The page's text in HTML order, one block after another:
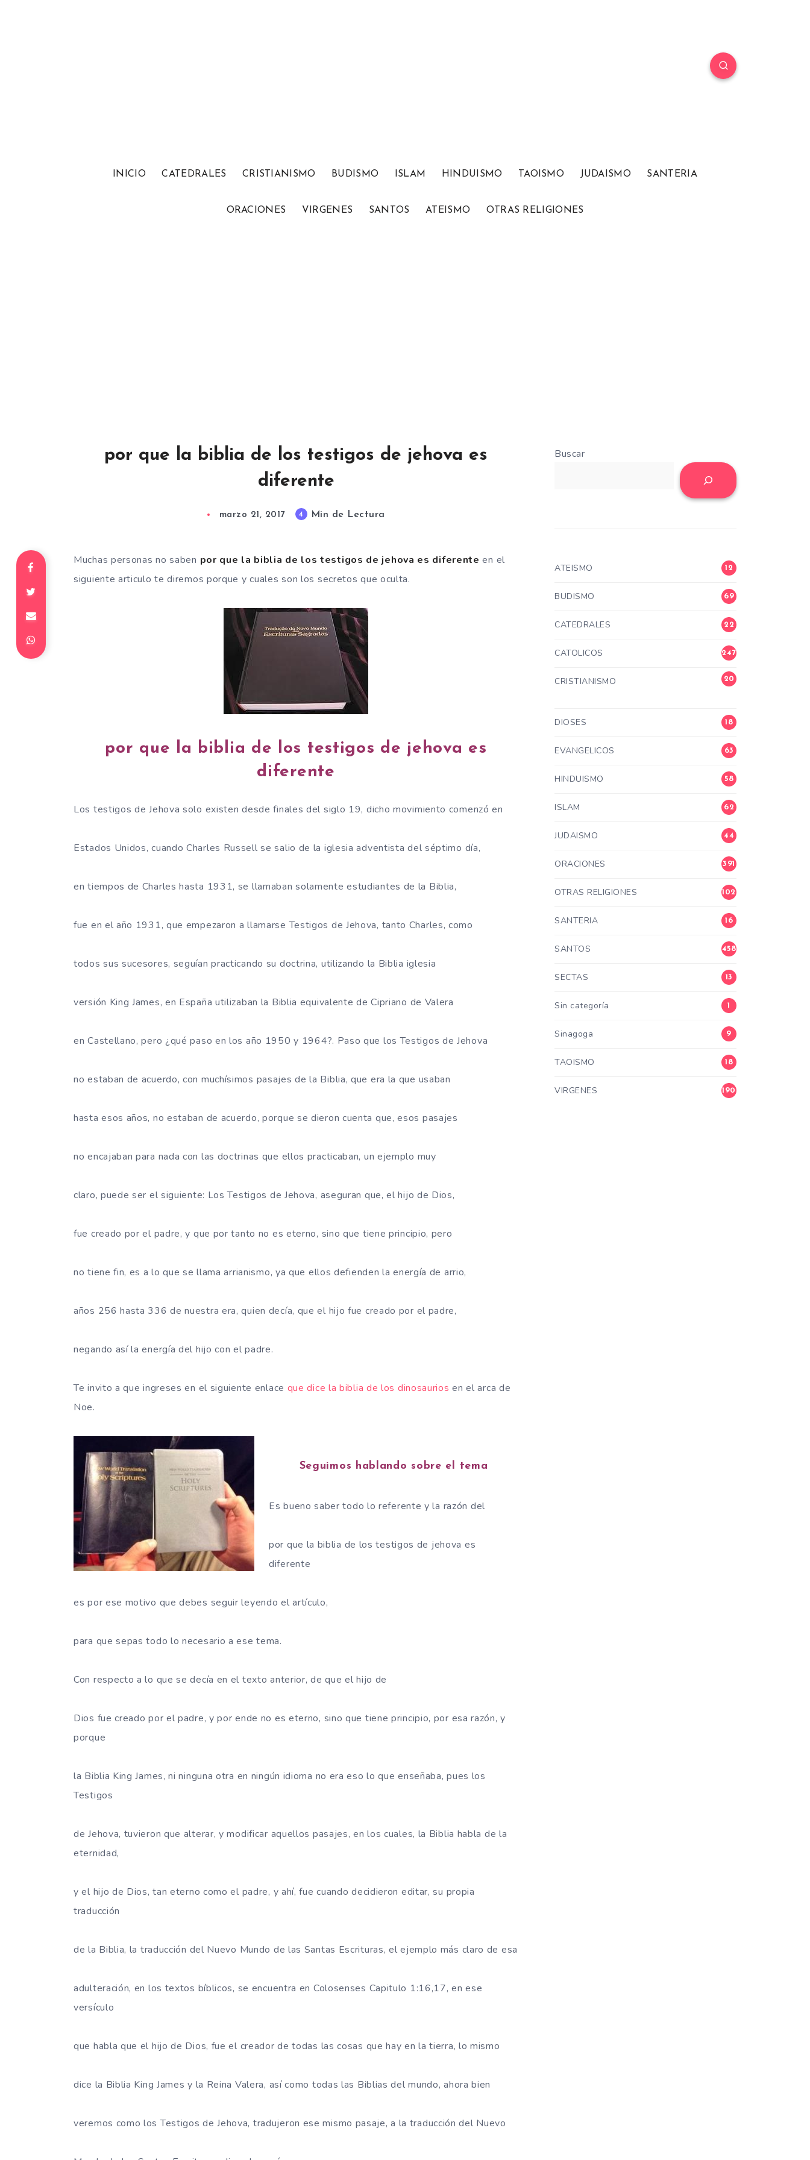
INICIO CATEDRALES CRISTIANISMO BUDISMO ISLAM HINDUISMO TAOISMO JUDAISMO SANTERIA
ORACIONES VIRGENES SANTOS ATEISMO OTRAS RELIGIONES
por que la biblia de los testigos de jehova es
diferente
marzo 21, 2017 4 Min de Lectura
Muchas personas no saben por que la biblia de los testigos de jehova es diferenteen el
siguiente articulo te diremos porque y cuales son los secretos que oculta.
por que la biblia de los testigos de jehova es
diferente
Los testigos de Jehova solo existen desde finales del siglo 19, dicho movimiento comenzó en
Estados Unidos, cuando Charles Russell se salio de la iglesia adventista del séptimo día,
en tiempos de Charles hasta 1931, se llamaban solamente estudiantes de la Biblia,
fue en el año 1931, que empezaron a llamarse Testigos de Jehova, tanto Charles, como
todos sus sucesores, seguían practicando su doctrina, utilizando la Biblia iglesia
versión King James, en España utilizaban la Biblia equivalente de Cipriano de Valera
en Castellano, pero ¿qué paso en los año 1950 y 1964?. Paso que los Testigos de Jehova
no estaban de acuerdo, con muchísimos pasajes de la Biblia, que era la que usaban
hasta esos años, no estaban de acuerdo, porque se dieron cuenta que, esos pasajes
no encajaban para nada con las doctrinas que ellos practicaban, un ejemplo muy
claro, puede ser el siguiente: Los Testigos de Jehova, aseguran que, el hijo de Dios,
fue creado por el padre, y que por tanto no es eterno, sino que tiene principio, pero
no tiene fin, es a lo que se llama arrianismo, ya que ellos defienden la energía de arrio,
años 256 hasta 336 de nuestra era, quien decía, que el hijo fue creado por el padre,
negando así la energía del hijo con el padre.
Te invito a que ingreses en el siguiente enlace que dice la biblia de los dinosaurios en el arca de
Noe.
Seguimos hablando sobre el tema
Es bueno saber todo lo referente y la razón del
por que la biblia de los testigos de jehova es
diferente
es por ese motivo que debes seguir leyendo el artículo,
para que sepas todo lo necesario a ese tema.
Con respecto a lo que se decía en el texto anterior, de que el hijo de
Dios fue creado por el padre, y por ende no es eterno, sino que tiene principio, por esa razón, y
porque
la Biblia King James, ni ninguna otra en ningún idioma no era eso lo que enseñaba, pues los
Testigos
de Jehova, tuvieron que alterar, y modificar aquellos pasajes, en los cuales, la Biblia habla de la
eternidad,
y el hijo de Dios, tan eterno como el padre, y ahí, fue cuando decidieron editar, su propia
traducción
de la Biblia, la traducción del Nuevo Mundo de las Santas Escrituras, el ejemplo más claro de esa
adulteración, en los textos bíblicos, se encuentra en Colosenses Capitulo 1:16,17, en ese
versículo
que habla que el hijo de Dios, fue el creador de todas las cosas que hay en la tierra, lo mismo
dice la Biblia King James y la Reina Valera, así como todas las Biblias del mundo, ahora bien
veremos como los Testigos de Jehova, tradujeron ese mismo pasaje, a la traducción del Nuevo
Buscar
ATEISMO 12
BUDISMO 69
CATEDRALES 22
CATOLICOS 247
CRISTIANISMO
20
DIOSES 18
EVANGELICOS 63
HINDUISMO 58
ISLAM 62
JUDAISMO 44
ORACIONES 391
OTRAS RELIGIONES 102
SANTERIA 16
SANTOS 458
SECTAS 13
Sin categoría 1
Sinagoga 9
TAOISMO 18
VIRGENES 190